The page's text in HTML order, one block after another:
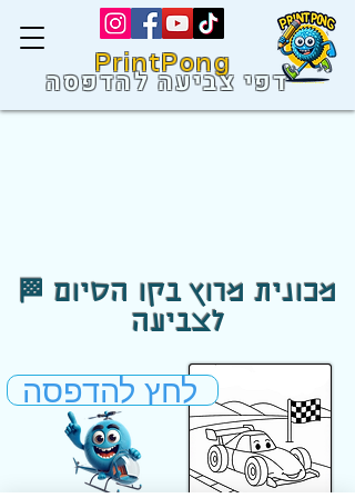
PrintPong
דפי צביעה להדפסה
🏁 מכונית מרוץ בקו הסיום
לצביעה
לחץ להדפסה